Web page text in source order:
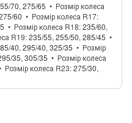
70, 275/65
Розмір колеса
60
Розмір колеса R17
Розмір колеса R18 235/60,
R19 235/55, 255/50, 285/45
40, 295/40, 325/35
Розмір
35, 305/35
Розмір колеса
Розмір колеса R23 275/30,